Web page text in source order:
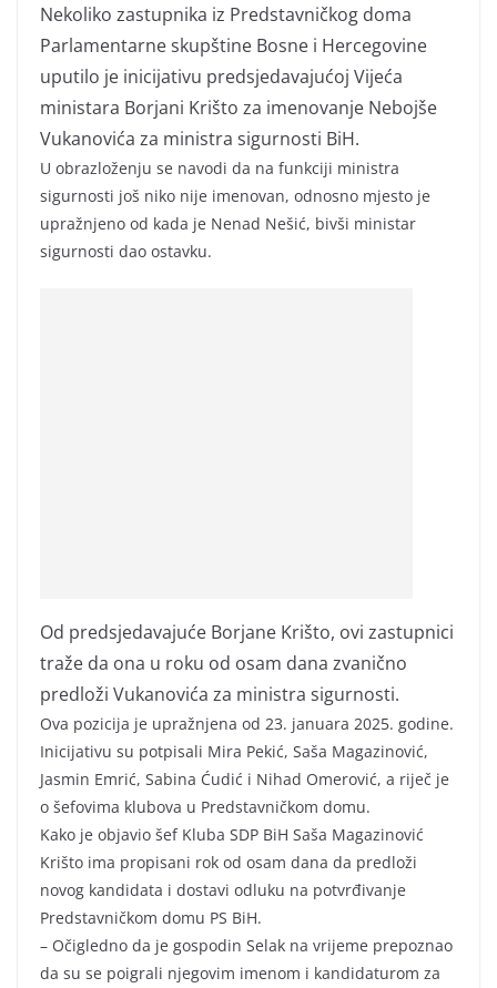
Nekoliko zastupnika iz Predstavničkog doma
Parlamentarne skupštine Bosne i Hercegovine
uputilo je inicijativu predsjedavajućoj Vijeća
ministara Borjani Krišto za imenovanje Nebojše
Vukanovića za ministra sigurnosti BiH.
U obrazloženju se navodi da na funkciji ministra
sigurnosti još niko nije imenovan, odnosno mjesto je
upražnjeno od kada je Nenad Nešić, bivši ministar
sigurnosti dao ostavku.
Od predsjedavajuće Borjane Krišto, ovi zastupnici
traže da ona u roku od osam dana zvanično
predloži Vukanovića za ministra sigurnosti.
Ova pozicija je upražnjena od 23. januara 2025. godine.
Inicijativu su potpisali Mira Pekić, Saša Magazinović,
Jasmin Emrić, Sabina Ćudić i Nihad Omerović, a riječ je
o šefovima klubova u Predstavničkom domu.
Kako je objavio šef Kluba SDP BiH Saša Magazinović
Krišto ima propisani rok od osam dana da predloži
novog kandidata i dostavi odluku na potvrđivanje
Predstavničkom domu PS BiH.
– Očigledno da je gospodin Selak na vrijeme prepoznao
da su se poigrali njegovim imenom i kandidaturom za